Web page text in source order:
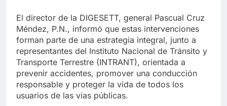
El director de la DIGESETT, general Pascual Cruz
Méndez, P.N., informó que estas intervenciones
forman parte de una estrategia integral, junto a
representantes del Instituto Nacional de Tránsito y
Transporte Terrestre (INTRANT), orientada a
prevenir accidentes, promover una conducción
responsable y proteger la vida de todos los
usuarios de las vías públicas.